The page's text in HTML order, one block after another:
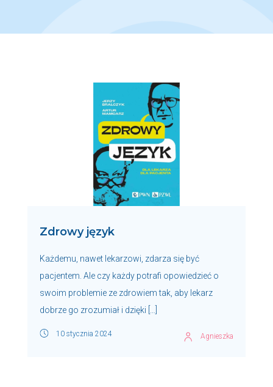
Zdrowy język
Każdemu, nawet lekarzowi, zdarza się być
pacjentem. Ale czy każdy potrafi opowiedzieć o
swoim problemie ze zdrowiem tak, aby lekarz
dobrze go zrozumiał i dzięki […]
10 stycznia 2024 Agnieszka